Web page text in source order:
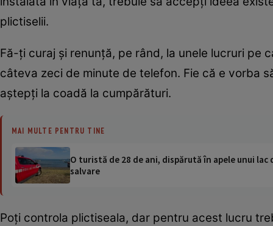
plictiselii.
Fă-ţi curaj şi renunţă, pe rând, la unele lucruri pe
câteva zeci de minute de telefon. Fie că e vorba
aştepţi la coadă la cumpărături.
MAI MULTE PENTRU TINE
O turistă de 28 de ani, dispărută în apele unui
salvare
Poţi controla plictiseala, dar pentru acest lucru